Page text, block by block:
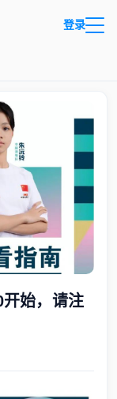
登录
始，请注